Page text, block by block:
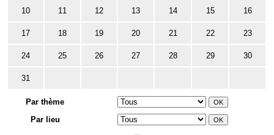
10 11 12 13 14 15 16
17 18 19 20 21 22 23
24 25 26 27 28 29 30
31
Par thème
Par lieu